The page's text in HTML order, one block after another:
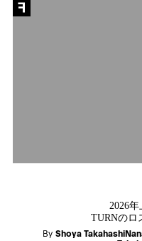
2026
TURNのロ
By Shoya